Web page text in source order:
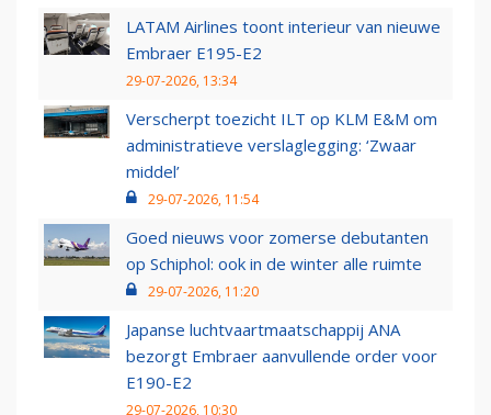
LATAM Airlines toont interieur van nieuwe
Embraer E195-E2
29-07-2026, 13:34
Verscherpt toezicht ILT op KLM E&M om
administratieve verslaglegging: ‘Zwaar
middel’
29-07-2026, 11:54
Goed nieuws voor zomerse debutanten
op Schiphol: ook in de winter alle ruimte
29-07-2026, 11:20
Japanse luchtvaartmaatschappij ANA
bezorgt Embraer aanvullende order voor
E190-E2
29-07-2026, 10:30